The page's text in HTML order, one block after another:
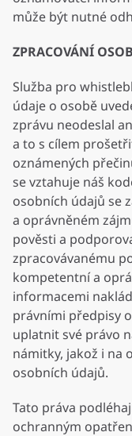
může být nutné
ZPRACOVÁNÍ
Služba pro
údaje o osobě
zprávu neodeslal
a to s cílem
oznámených
se vztahuje náš
osobních údajů se
a oprávněném
pověsti a
zpracovávanému
kompetentní a
informacemi
právními předpisy
uplatnit své právo
námitky, jakož i na
osobních údajů.
Tato práva
ochranným